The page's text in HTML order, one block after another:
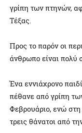
γρίπη των πτηνών,
Τέξας.
Προς το παρόν οι
άνθρωπο είναι πολύ
Ένα εννιάχρονο
πέθανε από γρίπη
Φεβρουάριο, ενώ
τρεις θάνατοι από